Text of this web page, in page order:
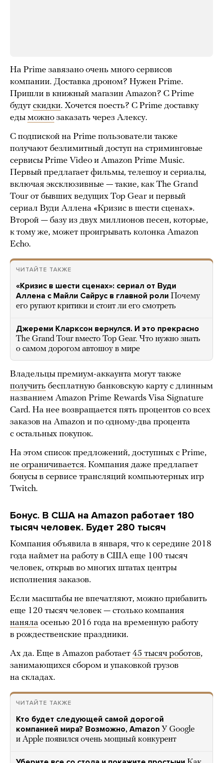
На Prime завязано очень много сервисов
компании. Доставка дроном? Нужен Prime.
Пришли в книжный магазин Amazon? С Prime
будут скидки. Хочется поесть? С Prime доставку
еды можно заказать через Алексу.
С подпиской на Prime пользователи также
получают безлимитный доступ на стриминговые
сервисы Prime Video и Amazon Prime Music.
Первый предлагает фильмы, телешоу и сериалы,
включая эксклюзивные — такие, как The Grand
Tour от бывших ведущих Top Gear и первый
сериал Вуди Аллена «Кризис в шести сценах».
Второй — базу из двух миллионов песен, которые,
к тому же, может проигрывать колонка Amazon
Echo.
ЧИТАЙТЕ ТАКЖЕ
«Кризис в шести сценах»: сериал от Вуди
Аллена с Майли Сайрус в главной роли Почему
его ругают критики и стоит ли его смотреть
Джереми Кларксон вернулся. И это прекрасно
The Grand Tour вместо Top Gear. Что нужно знать
о самом дорогом автошоу в мире
Владельцы премиум-аккаунта могут также
получить бесплатную банковскую карту с длинным
названием Amazon Prime Rewards Visa Signature
Card. На нее возвращается пять процентов со всех
заказов на Amazon и по одному-два процента
с остальных покупок.
На этом список предложений, доступных с Prime,
не ограничивается. Компания даже предлагает
бонусы в сервисе трансляций компьютерных игр
Twitch.
Бонус. В США на Amazon работает 180
тысяч человек. Будет 280 тысяч
Компания объявила в января, что к середине 2018
года наймет на работу в США еще 100 тысяч
человек, открыв во многих штатах центры
исполнения заказов.
Если масштабы не впечатляют, можно прибавить
еще 120 тысяч человек — столько компания
наняла осенью 2016 года на временную работу
в рождественские праздники.
Ах да. Еще в Amazon работает 45 тысяч роботов,
занимающихся сбором и упаковкой грузов
на складах.
ЧИТАЙТЕ ТАКЖЕ
Кто будет следующей самой дорогой
компанией мира? Возможно, Amazon У Google
и Apple появился очень мощный конкурент